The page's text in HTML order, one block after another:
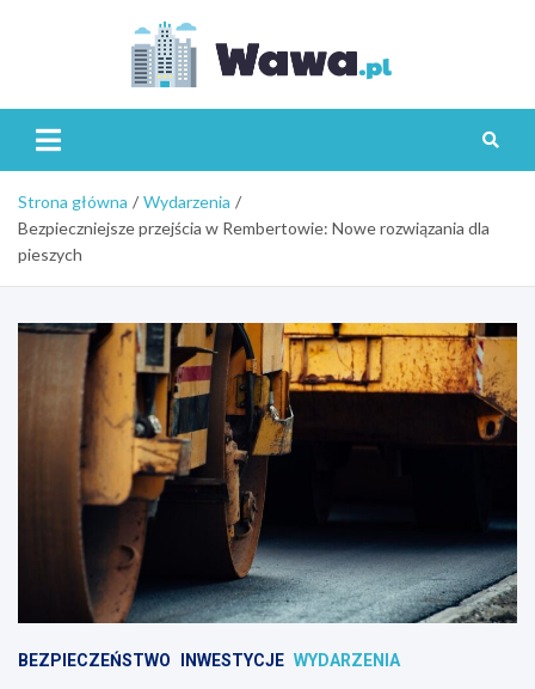
Strona główna
Wydarzenia
Bezpieczniejsze przejścia w Rembertowie: Nowe rozwiązania dla
pieszych
BEZPIECZEŃSTWO INWESTYCJE WYDARZENIA